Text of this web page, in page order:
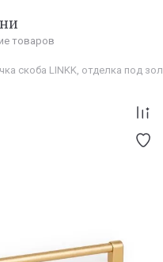
товаров
скоба LINKK, отделка под